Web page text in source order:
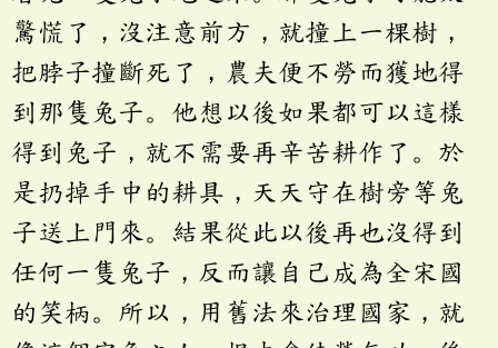
驚慌了，沒注意前方，就撞上一棵樹，
把脖子撞斷死了，農夫便不勞而獲地得
到那隻兔子。他想以後如果都可以這樣
得到兔子，就不需要再辛苦耕作了。於
是扔掉手中的耕具，天天守在樹旁等兔
子送上門來。結果從此以後再也沒得到
任何一隻兔子，反而讓自己成為全宋國
的笑柄。所以，用舊法來治理國家，就